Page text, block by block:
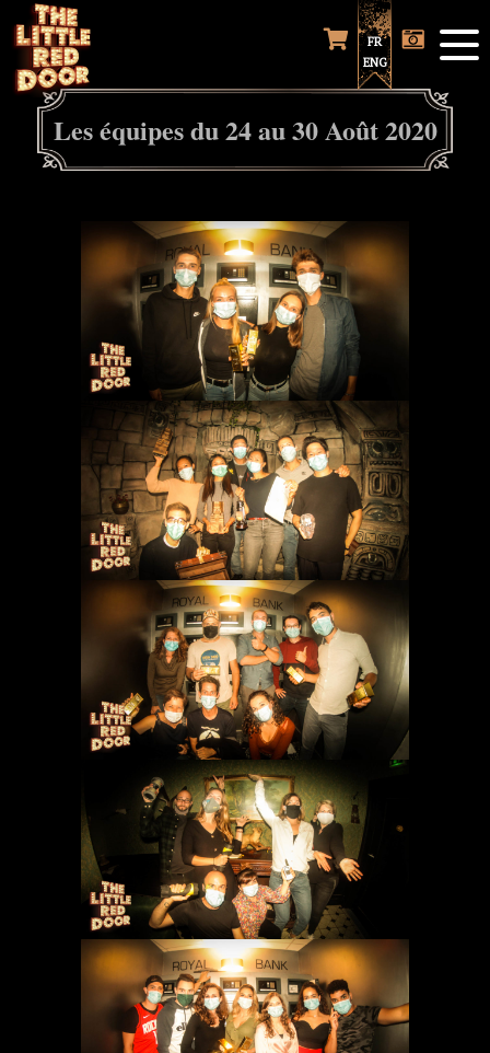
FR
ENG
Les équipes du 24 au 30 Août 2020